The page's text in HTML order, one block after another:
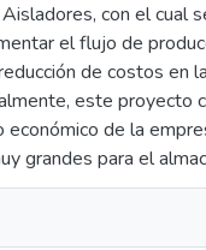
con el cual
el flujo de
de costos en
este proyecto
de la
grandes para el